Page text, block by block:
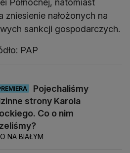
Północnej, natomiast
zniesienie nałożonych na
sankcji gospodarczych.
PAP
Pojechaliśmy
strony Karola
Co o nim
NA BIAŁYM